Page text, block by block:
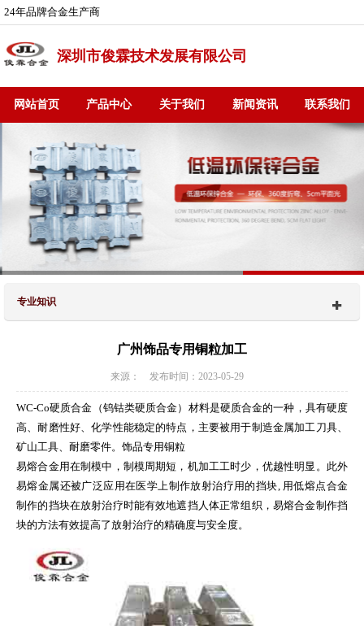
24年品牌合金生产商
深圳市俊霖技术发展有限公司
网站首页 产品中心 关于我们 新闻资讯 联系我们
专业知识
广州饰品专用铜粒加工
来源： 发布时间：2023-05-29
WC-Co硬质合金（钨钴类硬质合金）材料是硬质合金的一种，具有硬度
高、耐磨性好、化学性能稳定的特点，主要被用于制造金属加工刀具、
矿山工具、耐磨零件。饰品专用铜粒
易熔合金用在制模中，制模周期短，机加工工时少，优越性明显。此外
易熔金属还被广泛应用在医学上制作放射治疗用的挡块, 用低熔点合金
制作的挡块在放射治疗时能有效地遮挡人体正常组织，易熔合金制作挡
块的方法有效提高了放射治疗的精确度与安全度。